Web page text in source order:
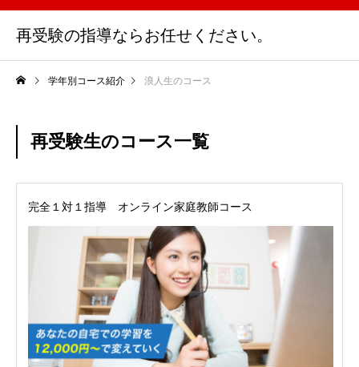
再受験の指導ならお任せください。
学年別コース紹介 浪人生のコース
再受験生のコース一覧
完全１対１指導 オンライン家庭教師コース